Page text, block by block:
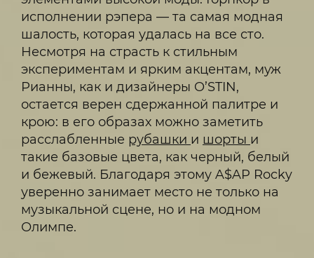
исполнении рэпера — та самая модная
шалость, которая удалась на все сто.
Несмотря на страсть к стильным
экспериментам и ярким акцентам, муж
Рианны, как и дизайнеры O’STIN,
остается верен сдержанной палитре и
крою: в его образах можно заметить
расслабленные рубашки и шорты и
такие базовые цвета, как черный, белый
и бежевый. Благодаря этому A$AP Rocky
уверенно занимает место не только на
музыкальной сцене, но и на модном
Олимпе.